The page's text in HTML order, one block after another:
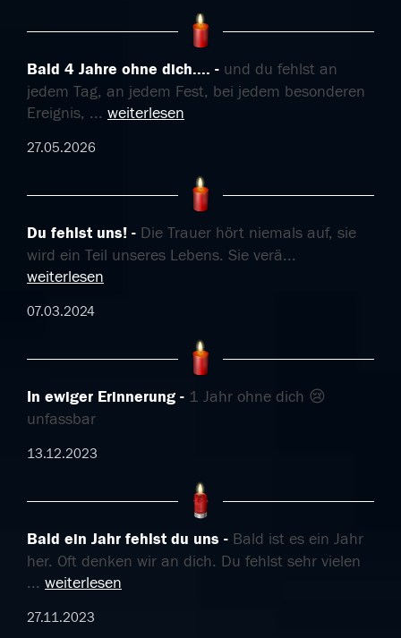
Bald 4 Jahre ohne dich....
und du fehlst an
jedem Tag, an jedem Fest, bei jedem besonderen
Ereignis, ... weiterlesen
27.05.2026
Du fehlst uns!
Die Trauer hört niemals auf, sie
wird ein Teil unseres Lebens. Sie verä...
weiterlesen
07.03.2024
In ewiger Erinnerung
1 Jahr ohne dich 😢
unfassbar
13.12.2023
Bald ein Jahr fehlst du uns
Bald ist es ein Jahr
her. Oft denken wir an dich. Du fehlst sehr vielen
... weiterlesen
27.11.2023